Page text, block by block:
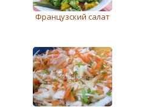
Французский салат